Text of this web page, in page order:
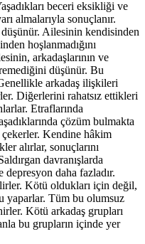
beceri eksikliği ve
almalarıyla sonuçlanır.
Ailesinin kendisinden
hoşlanmadığını
arkadaşlarının ve
düşünür. Bu
arkadaş ilişkileri
Diğerlerini rahatsız ettikleri
Etraflarında
çözüm bulmakta
Kendine hâkim
alırlar, sonuçlarını
davranışlarda
daha fazladır.
Kötü oldukları için değil,
yaparlar. Tüm bu olumsuz
Kötü arkadaş grupları
bu grupların içinde yer